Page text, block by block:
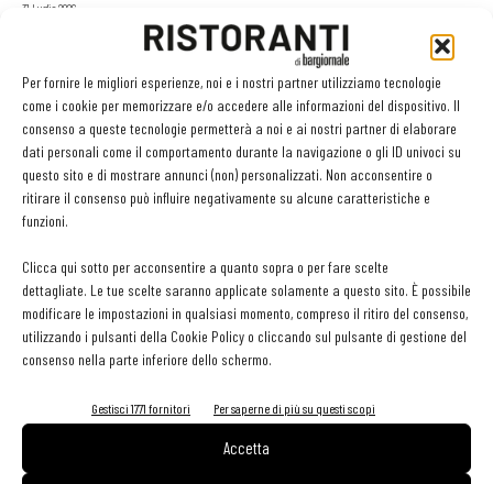
Per fornire le migliori esperienze, noi e i nostri partner utilizziamo tecnologie
come i cookie per memorizzare e/o accedere alle informazioni del dispositivo. Il
consenso a queste tecnologie permetterà a noi e ai nostri partner di elaborare
dati personali come il comportamento durante la navigazione o gli ID univoci su
questo sito e di mostrare annunci (non) personalizzati. Non acconsentire o
ritirare il consenso può influire negativamente su alcune caratteristiche e
funzioni.
Clicca qui sotto per acconsentire a quanto sopra o per fare scelte
dettagliate. Le tue scelte saranno applicate solamente a questo sito. È possibile
modificare le impostazioni in qualsiasi momento, compreso il ritiro del consenso,
utilizzando i pulsanti della Cookie Policy o cliccando sul pulsante di gestione del
consenso nella parte inferiore dello schermo.
Gestisci 1771 fornitori Per saperne di più su questi scopi
Accetta
31 Luglio 2026
Recensioni online, Fipe e le associazioni del turismo chiedono
modifiche alle Linee Guida dell’Antitrust
20 Luglio 2026
EDICOLA WEB